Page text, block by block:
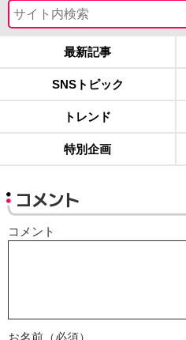
最新記事
SNSトピック
トレンド
特別企画
コメント
コメント
お名前（必須）